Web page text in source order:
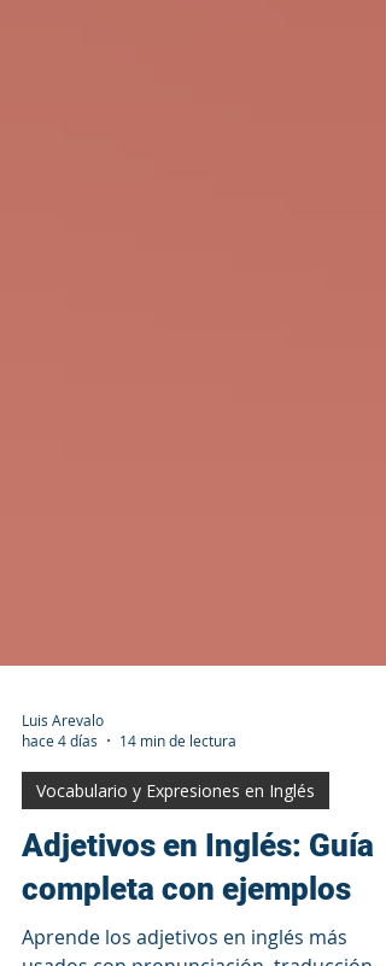
Luis Arevalo
hace 4 días
14 min de lectura
Vocabulario y Expresiones en Inglés
Adjetivos en Inglés: Guía
completa con ejemplos